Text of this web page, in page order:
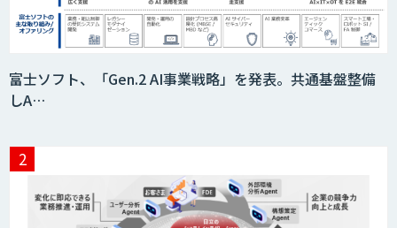
富士ソフト、「Gen.2 AI事業戦略」を発表。共通基盤整備
しA…